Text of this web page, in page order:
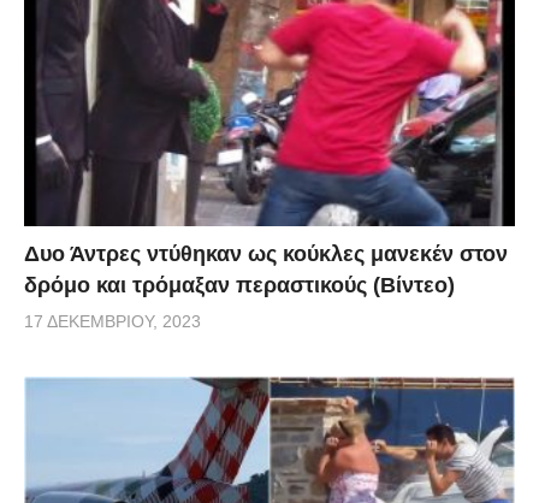
Δυο Άντρες ντύθηκαν ως κούκλες μανεκέν στον
δρόμο και τρόμαξαν περαστικούς (Βίντεο)
17 ΔΕΚΕΜΒΡΊΟΥ, 2023